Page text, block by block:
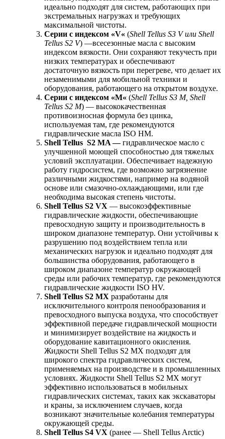
идеально подходят для систем, работающих при
экстремальных нагрузках и требующих
максимальной чистоты.
Серии с индексом «V« (Shell Tellus S3 Vили Shell
Tellus S2 V) —всесезонные масла с высоким
индексом вязкости. Они сохраняют текучесть при
низких температурах и обеспечивают
достаточную вязкость при перегреве, что делает их
незаменимыми для мобильной техники и
оборудования, работающего на открытом воздухе.
Серии с индексом «M« (Shell Tellus S3 M, Shell
Tellus S2 M) — высококачественная
противоизносная формула без цинка,
используемая там, где рекомендуются
гидравлические масла ISO HM.
Shell Tellus S2 MA—гидравлическое масло с
улучшенной моющей способностью для тяжелых
условий эксплуатации. Обеспечивает надежную
работу гидросистем, где возможно загрязнение
различными жидкостями, например на водяной
основе или смазочно-охлаждающими, или где
необходима высокая степень чистоты.
Shell Tellus S2 VX — высокоэффективные
гидравлические жидкости, обеспечивающие
превосходную защиту и производительность в
широком диапазоне температур. Они устойчивы к
разрушению под воздействием тепла или
механических нагрузок и идеально подходят для
большинства оборудования, работающего в
широком диапазоне температур окружающей
среды или рабочих температур, где рекомендуются
гидравлические жидкости ISO HV.
Shell Tellus S2 MX разработаны для
исключительного контроля пенообразования и
превосходного выпуска воздуха, что способствует
эффективной передаче гидравлической мощности
и минимизирует воздействие на жидкость и
оборудование кавитационного окисления.
Жидкости Shell Tellus S2 MX подходят для
широкого спектра гидравлических систем,
применяемых на производстве и в промышленных
условиях. Жидкости Shell Tellus S2 MX могут
эффективно использоваться в мобильных
гидравлических системах, таких как экскаваторы
и краны, за исключением случаев, когда
возникают значительные колебания температуры
окружающей среды.
Shell Tellus S4 VX (ранее — Shell Tellus Arctic)